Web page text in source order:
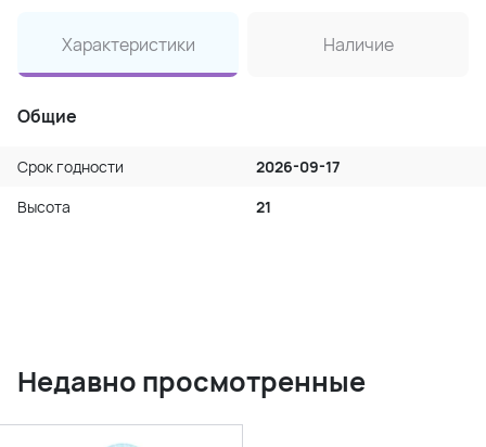
Характеристики Наличие
Общие
Срок годности
2026-09-17
Высота
21
Недавно просмотренные